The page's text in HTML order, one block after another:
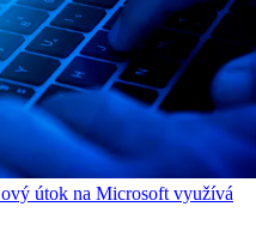
útok na Microsoft využívá